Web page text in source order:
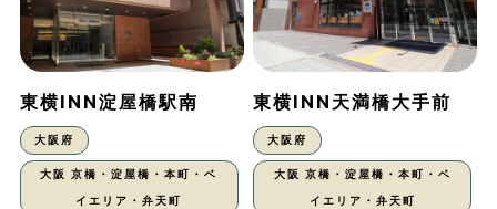
東横INN淀屋橋駅南
大阪府
大阪 京橋・淀屋橋・本町・ベ
イエリア・弁天町
東横INN天満橋大手前
大阪府
大阪 京橋・淀屋橋・本町・ベ
イエリア・弁天町